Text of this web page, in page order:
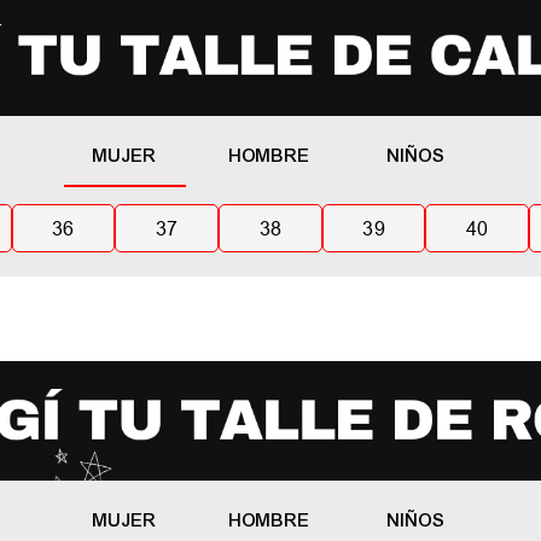
MUJER HOMBRE NIÑOS
36 37 38 39 40
MUJER HOMBRE NIÑOS